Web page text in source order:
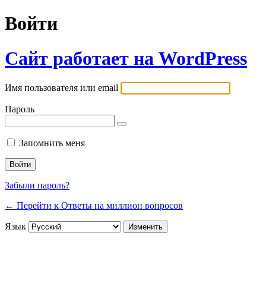
Войти
Сайт работает на WordPress
Имя пользователя или email
Пароль
Запомнить меня
Забыли пароль?
← Перейти к Ответы на миллион вопросов
Язык